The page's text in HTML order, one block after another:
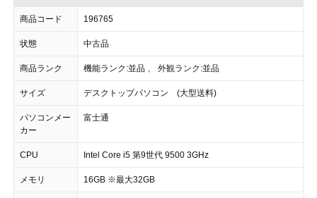
商品コード 196765
状態 中古品
商品ランク 機能ランク:並品 、 外観ランク:並品
サイズ デスクトップパソコン (大型送料)
パソコンメー
カー
富士通
CPU Intel Core i5 第9世代 9500 3GHz
メモリ 16GB ※最大32GB